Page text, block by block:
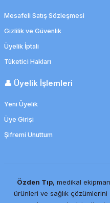
Mesafeli Satış Sözleşmesi
Gizlilik ve Güvenlik
Üyelik İptali
Tüketici Hakları
👤 Üyelik İşlemleri
Yeni Üyelik
Üye Girişi
Şifremi Unuttum
Özden Tıp, medikal
ürünleri ve sağlık